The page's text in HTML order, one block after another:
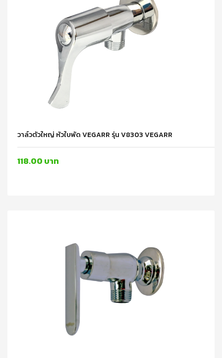
วาล์วตัวใหญ่ หัวใบพัด VEGARR รุ่น V8303 VEGARR
118.00 บาท